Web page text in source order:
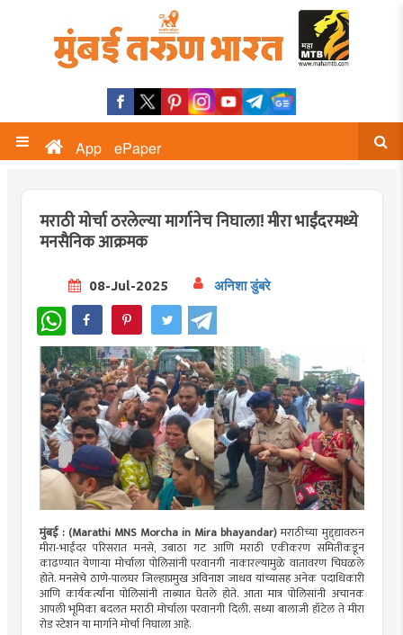
App ePaper
मराठी मोर्चा ठरलेल्या मार्गानेच निघाला! मीरा भाईंदरमध्ये
मनसैनिक आक्रमक
08-Jul-2025 अनिशा डुंबरे
WhatsApp
मुंबई : (Marathi MNS Morcha in Mira bhayandar)मराठीच्या मुद्द्द्यावरुन
मीरा-भाईंदर परिसरात मनसे, उबाठा गट आणि मराठी एकीकरण समितीकडून
काढण्यात येणाऱ्या मोर्चाला पोलिसांनी परवानगी नाकारल्यामुळे वातावरण चिघळले
होते. मनसेचे ठाणे-पालघर जिल्हाप्रमुख अविनाश जाधव यांच्यासह अनेक पदाधिकारी
आणि कार्यकर्त्यांना पोलिसांनी ताब्यात घेतले होते. आता मात्र पोलिसांनी अचानक
आपली भूमिका बदलत मराठी मोर्चाला परवानगी दिली. सध्या बालाजी हॉटेल ते मीरा
रोड स्टेशन या मार्गाने मोर्चा निघाला आहे.